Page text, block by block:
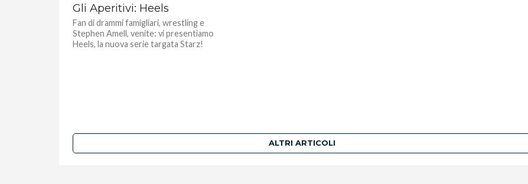
Gli Aperitivi: Heels
Fan di drammi famigliari, wrestling e
Stephen Amell, venite: vi presentiamo
Heels, la nuova serie targata Starz!
ALTRI ARTICOLI